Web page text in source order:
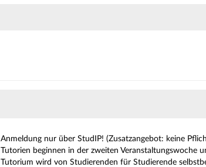
Anmeldung nur über StudIP! (Zusatzangebot: keine
Tutorien beginnen in der zweiten Veranstaltungswoche
Tutorium wird von Studierenden für Studierende